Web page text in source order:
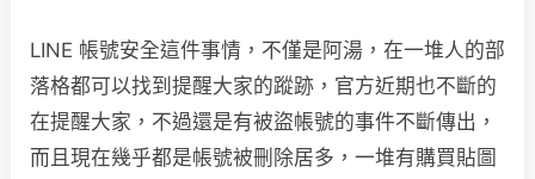
LINE 帳號安全這件事情，不僅是阿湯，在一堆人的部
落格都可以找到提醒大家的蹤跡，官方近期也不斷的
在提醒大家，不過還是有被盜帳號的事件不斷傳出，
而且現在幾乎都是帳號被刪除居多，一堆有購買貼圖